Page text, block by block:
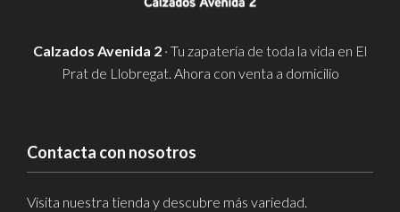
Calzados Avenida 2 · Tu zapatería de toda la vida en El
Prat de Llobregat. Ahora con venta a domicilio
Contacta con nosotros
Visita nuestra tienda y descubre más variedad.